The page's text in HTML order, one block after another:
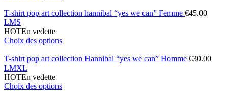
T-shirt pop art collection hannibal “yes we can” Femme €45.00
LMS
HOTEn vedette
Choix des options
T-shirt pop art collection Hannibal “yes we can” Homme €30.00
LMXL
HOTEn vedette
Choix des options